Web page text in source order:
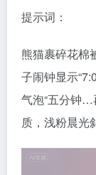
提示词：
熊猫裹碎花棉
子闹钟显示
气泡“五分钟
质，浅粉晨光